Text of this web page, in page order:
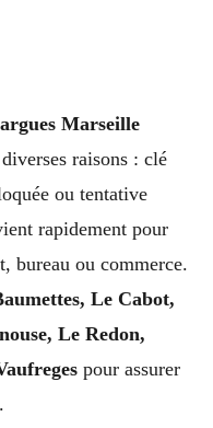
Marseille
raisons : clé
ou tentative
rapidement pour
bureau ou commerce.
Le Cabot,
Le Redon,
pour assurer